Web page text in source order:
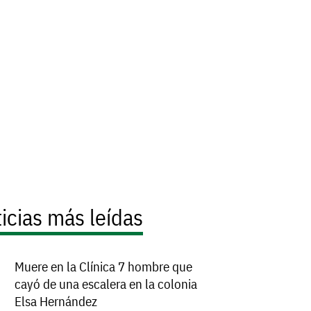
más leídas
Muere en la Clínica 7 hombre que
cayó de una escalera en la colonia
Elsa Hernández